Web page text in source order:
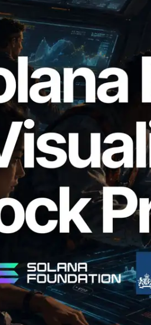
lance le Solana Block
du temps de
par slot et des